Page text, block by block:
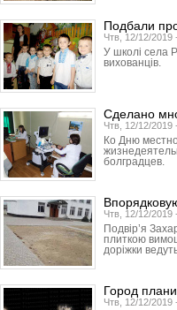
Подбали
Чтв, 12/12/2019
У школі села
вихованців.
Сделано
Чтв, 12/12/2019
Ко Дню
болградцев.
Чтв, 12/12/2019
Подвір’я
плиткою
доріжки
Город
Чтв, 12/12/2019